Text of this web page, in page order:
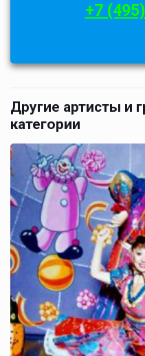
+7
Другие артисты и
категории